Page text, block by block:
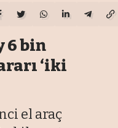
6 bin
‘iki
el araç